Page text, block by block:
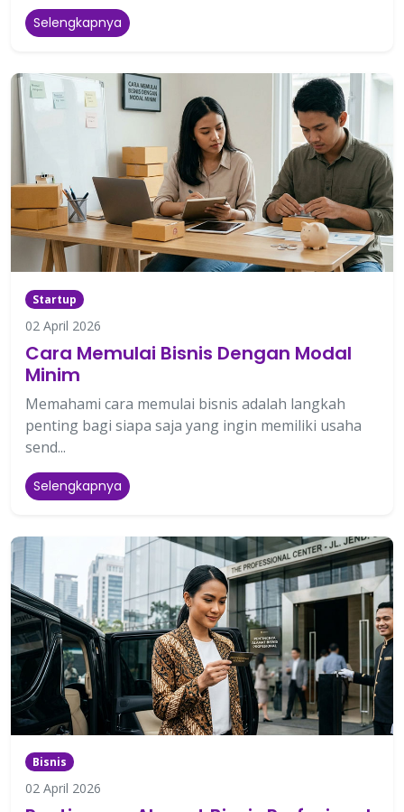
Selengkapnya
Startup
02 April 2026
Cara Memulai Bisnis Dengan Modal
Minim
Memahami cara memulai bisnis adalah langkah
penting bagi siapa saja yang ingin memiliki usaha
send...
Selengkapnya
Bisnis
02 April 2026